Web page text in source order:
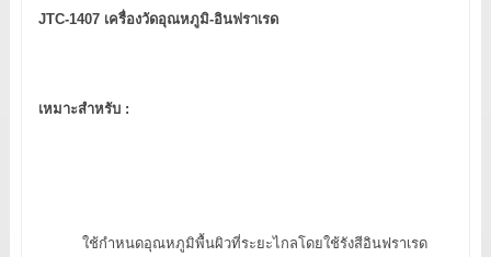
JTC-1407 เครื่องวัดอุณหภูมิ-อินฟราเรด
เหมาะสำหรับ :
ใช้กำหนดอุณหภูมิพื้นผิวที่ระยะไกลโดยใช้รังสีอินฟราเรด